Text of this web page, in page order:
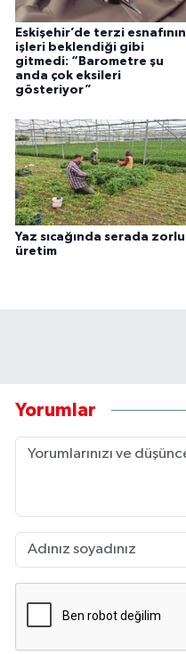
Eskişehir’de terzi esnafının
işleri beklendiği gibi
gitmedi: “Barometre şu
anda çok eksileri
gösteriyor”
Yaz sıcağında serada zorlu
üretim
Yorumlar